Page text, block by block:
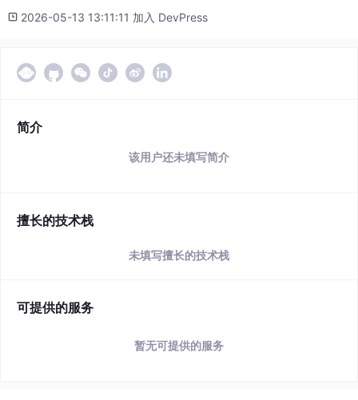
2026-05-13 13:11:11 加入 DevPress
简介
该用户还未填写简介
擅长的技术栈
未填写擅长的技术栈
可提供的服务
暂无可提供的服务